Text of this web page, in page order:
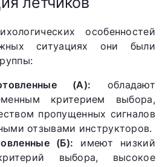
особенностей
ситуациях они были
(А): обладают
критерием выбора,
пропущенных сигналов
отзывами инструкторов.
(Б): имеют низкий
выбора, высокое